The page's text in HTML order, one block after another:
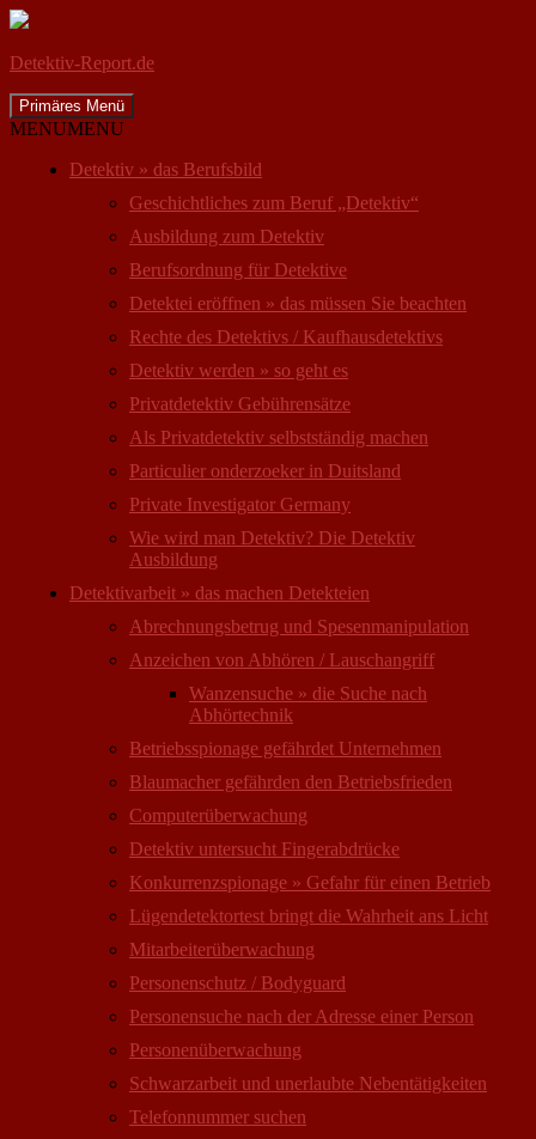
Detektiv-Report.de
Suchen
Primäres Menü
Inhalt
MENUMENU
Detektiv » das Berufsbild
Geschichtliches zum Beruf „Detektiv“
Ausbildung zum Detektiv
Berufsordnung für Detektive
Detektei eröffnen » das müssen Sie beachten
Rechte des Detektivs / Kaufhausdetektivs
Detektiv werden » so geht es
Privatdetektiv Gebührensätze
Als Privatdetektiv selbstständig machen
Particulier onderzoeker in Duitsland
Private Investigator Germany
Wie wird man Detektiv? Die Detektiv
Ausbildung
Detektivarbeit » das machen Detekteien
Abrechnungsbetrug und Spesenmanipulation
Anzeichen von Abhören / Lauschangriff
Wanzensuche » die Suche nach
Abhörtechnik
Betriebsspionage gefährdet Unternehmen
Blaumacher gefährden den Betriebsfrieden
Computer­überwachung
Detektiv untersucht Fingerabdrücke
Konkurrenzspionage » Gefahr für einen Betrieb
Lügendetektortest bringt die Wahrheit ans Licht
Mitarbeiter­überwachung
Personenschutz / Bodyguard
Personensuche nach der Adresse einer Person
Personen­überwachung
Schwarzarbeit und unerlaubte Nebentätigkeiten
Telefonnummer suchen